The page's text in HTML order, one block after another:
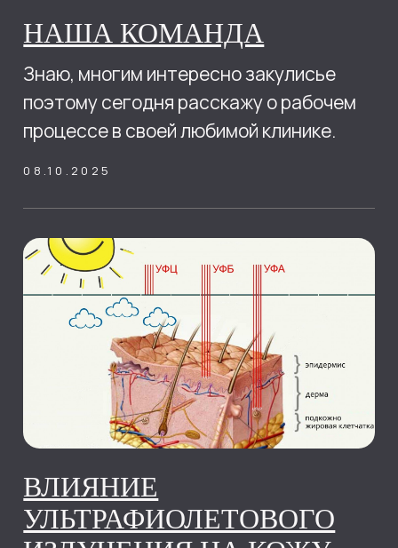
SKY CLINIC 2024 © ВСЕ ПРАВА ЗАЩИЩЕНЫ
ПОЛИТИКА КОНФИДЕНЦИАЛЬНОСТИ
ПРАВОВАЯ ИНФОРМАЦИЯ
ИНН 6166102336
КПП 616601001
ООО "УСПЕШНАЯ МЕДИЦИНА"
Ростов на Дону ул. Киргизская
9/3, офис 318
ЮРИДИЧЕСКАЯ ИНФОРМАЦИЯ